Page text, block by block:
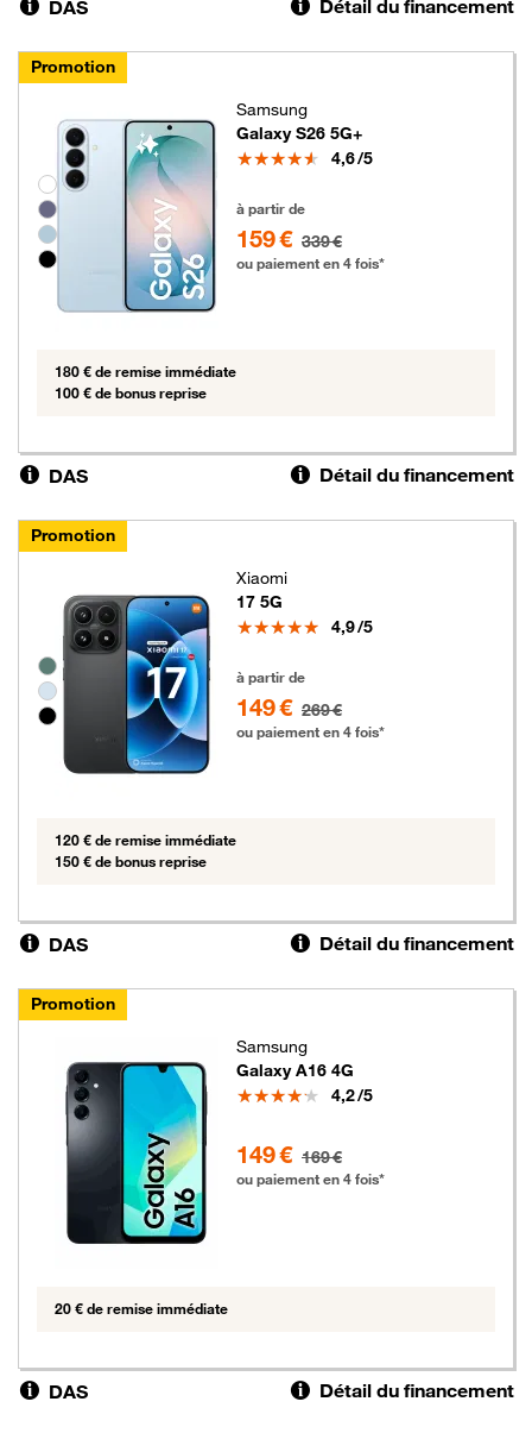
DAS Détail du financement
Promotion
Groupe de couleurs disponibles non sélectionnables
Samsung
Galaxy S26 5G+
Note
4,6/5
à partir de
159 € 339 €
ou paiement en 4 fois*
180 € de remise immédiate
100 € de bonus reprise
DAS Détail du financement
Promotion
Groupe de couleurs disponibles non sélectionnables
Xiaomi
17 5G
Note
4,9/5
à partir de
149 € 269 €
ou paiement en 4 fois*
120 € de remise immédiate
150 € de bonus reprise
DAS Détail du financement
Promotion
Samsung
Galaxy A16 4G
Note
4,2/5
149 € 169 €
ou paiement en 4 fois*
20 € de remise immédiate
DAS Détail du financement